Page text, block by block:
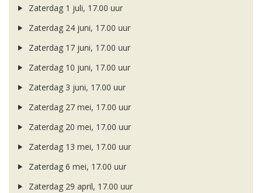
Zaterdag 1 juli, 17.00 uur
Zaterdag 24 juni, 17.00 uur
Zaterdag 17 juni, 17.00 uur
Zaterdag 10 juni, 17.00 uur
Zaterdag 3 juni, 17.00 uur
Zaterdag 27 mei, 17.00 uur
Zaterdag 20 mei, 17.00 uur
Zaterdag 13 mei, 17.00 uur
Zaterdag 6 mei, 17.00 uur
Zaterdag 29 april, 17.00 uur